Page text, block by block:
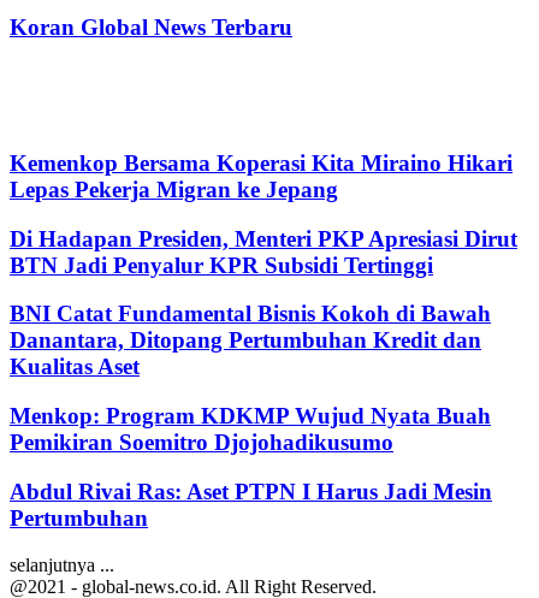
Koran Global News Terbaru
Kemenkop Bersama Koperasi Kita Miraino Hikari
Lepas Pekerja Migran ke Jepang
Di Hadapan Presiden, Menteri PKP Apresiasi Dirut
BTN Jadi Penyalur KPR Subsidi Tertinggi
BNI Catat Fundamental Bisnis Kokoh di Bawah
Danantara, Ditopang Pertumbuhan Kredit dan
Kualitas Aset
Menkop: Program KDKMP Wujud Nyata Buah
Pemikiran Soemitro Djojohadikusumo
Abdul Rivai Ras: Aset PTPN I Harus Jadi Mesin
Pertumbuhan
selanjutnya ...
@2021 - global-news.co.id. All Right Reserved.